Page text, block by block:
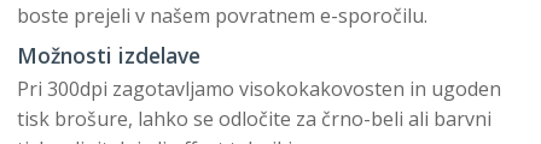
boste prejeli v našem povratnem e-sporočilu.
Možnosti izdelave
Pri 300dpi zagotavljamo visokokakovosten in ugoden
tisk brošure, lahko se odločite za črno-beli ali barvni